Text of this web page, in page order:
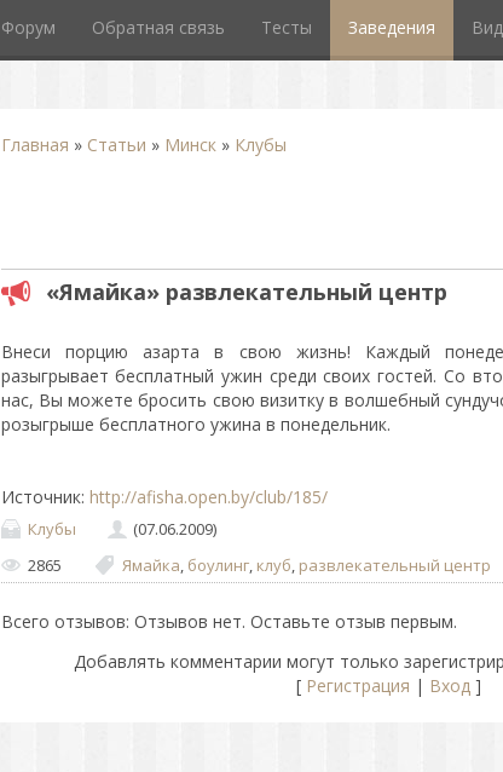
Форум Обратная связь Тесты Заведения
Главная » Статьи » Минск» Клубы
«Ямайка» развлекательный центр
Внеси порцию азарта в свою жизнь! Каждый
разыгрывает бесплатный ужин среди своих гостей. Со
нас, Вы можете бросить свою визитку в волшебный
розыгрыше бесплатного ужина в понедельник.
Источник: http://afisha.open.by/club/185/
Клубы
(07.06.2009)
2865
Ямайка боулинг, клуб развлекательный центр
Всего отзывов: Отзывов нет. Оставьте отзыв первым.
Добавлять комментарии могут только
[ Регистрация | Вход]